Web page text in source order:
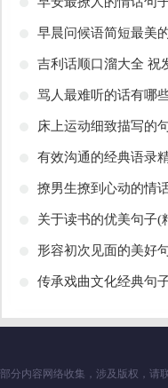
早晨问候语简短最美
吉利话顺口溜大全 祝
骂人最难听的话有哪
床上运动细致描写的
有效沟通的经典语录
撩男生撩到心动的情
关于读书的优美句子(
形容初次见面的美好
传承戏曲文化经典句
部分内容网络收集，涉及版权，请